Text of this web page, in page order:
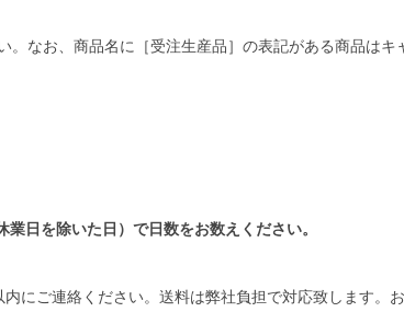
なお、商品名に［受注生産品］の表記がある商品はキ
日を除いた日）で日数をお数えください。
にご連絡ください。送料は弊社負担で対応致します。